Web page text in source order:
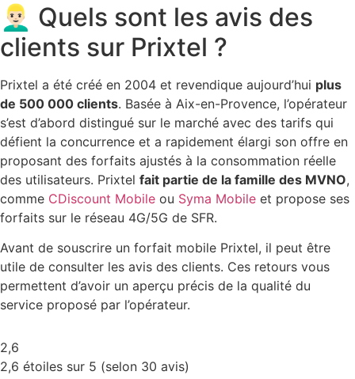
👱🏻‍♂️ Quels sont les avis des
clients sur Prixtel ?
Prixtel a été créé en 2004 et revendique aujourd’hui plus
de 500 000 clients. Basée à Aix-en-Provence, l’opérateur
s’est d’abord distingué sur le marché avec des tarifs qui
défient la concurrence et a rapidement élargi son offre en
proposant des forfaits ajustés à la consommation réelle
des utilisateurs. Prixtel fait partie de la famille des MVNO,
comme CDiscount Mobile ou Syma Mobile et propose ses
forfaits sur le réseau 4G/5G de SFR.
Avant de souscrire un forfait mobile Prixtel, il peut être
utile de consulter les avis des clients. Ces retours vous
permettent d’avoir un aperçu précis de la qualité du
service proposé par l’opérateur.
2,6
2,6 étoiles sur 5 (selon 30 avis)